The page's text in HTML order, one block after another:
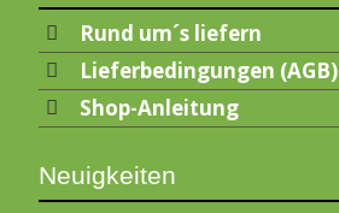
Rund um´s liefern
Lieferbedingungen (AGB)
Shop-Anleitung
Neuigkeiten